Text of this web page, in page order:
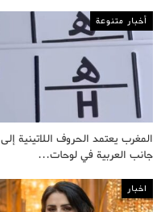
أخبار متنوعة
المغرب يعتمد الحروف اللاتينية إلى
جانب العربية في لوحات…
اخبار